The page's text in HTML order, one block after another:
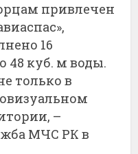
привлечен
16
48 куб. м воды.
только в
–
МЧС РК в